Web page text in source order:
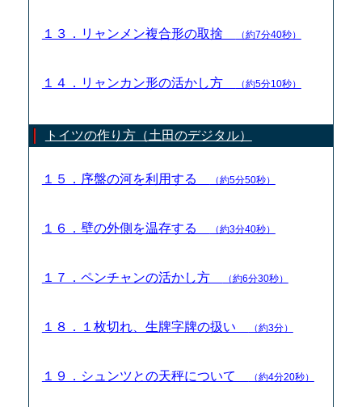
１３．リャンメン複合形の取捨 （約7分40秒）
１４．リャンカン形の活かし方 （約5分10秒）
トイツの作り方（土田のデジタル）
１５．序盤の河を利用する （約5分50秒）
１６．壁の外側を温存する （約3分40秒）
１７．ペンチャンの活かし方 （約6分30秒）
１８．１枚切れ、生牌字牌の扱い （約3分）
１９．シュンツとの天秤について （約4分20秒）